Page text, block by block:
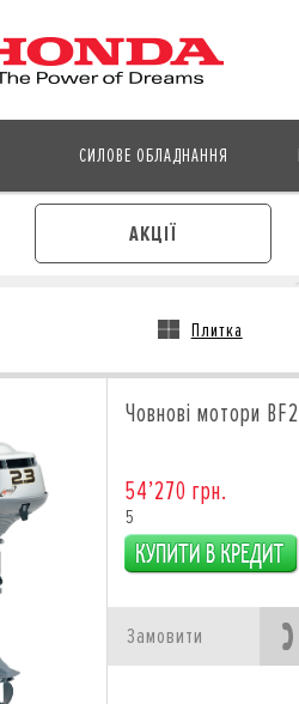
СИЛОВЕ ОБЛАДНАННЯ
АКЦІЇ
КЛІЄНТАМ
КРЕДИТ
Плитка
Човнові мотори
54’270 грн.
5
Замовити